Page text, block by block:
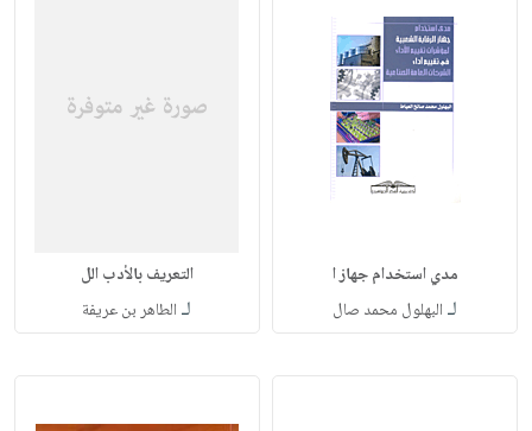
مدي استخدام جهاز ا
لـ البهلول محمد صال
التعريف بالأدب الل
لـ الطاهر بن عريفة